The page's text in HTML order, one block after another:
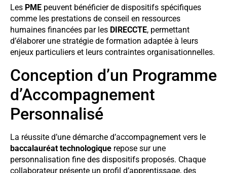
Les PME peuvent bénéficier de dispositifs spécifiques
comme les prestations de conseil en ressources
humaines financées par les DIRECCTE, permettant
d’élaborer une stratégie de formation adaptée à leurs
enjeux particuliers et leurs contraintes organisationnelles.
Conception d’un Programme
d’Accompagnement
Personnalisé
La réussite d’une démarche d’accompagnement vers le
baccalauréat technologique repose sur une
personnalisation fine des dispositifs proposés. Chaque
collaborateur présente un profil d’apprentissage, des